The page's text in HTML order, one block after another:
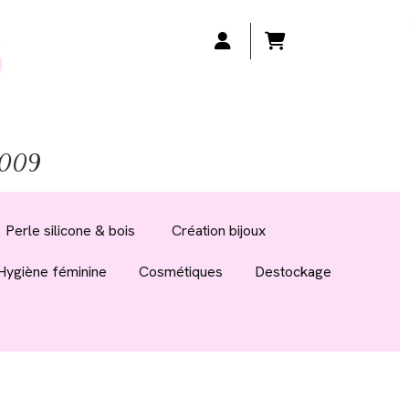
Perle silicone & bois Création bijoux
féminine Cosmétiques Destockage